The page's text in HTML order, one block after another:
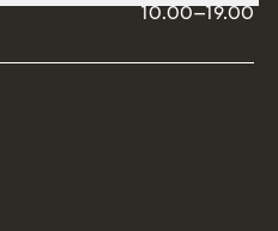
10.00–19.00